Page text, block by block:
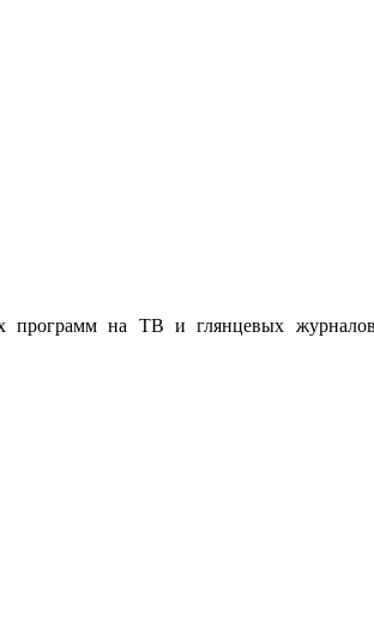
на ТВ и глянцевых